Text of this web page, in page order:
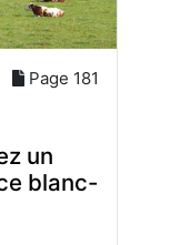
Page 181
un
blanc-